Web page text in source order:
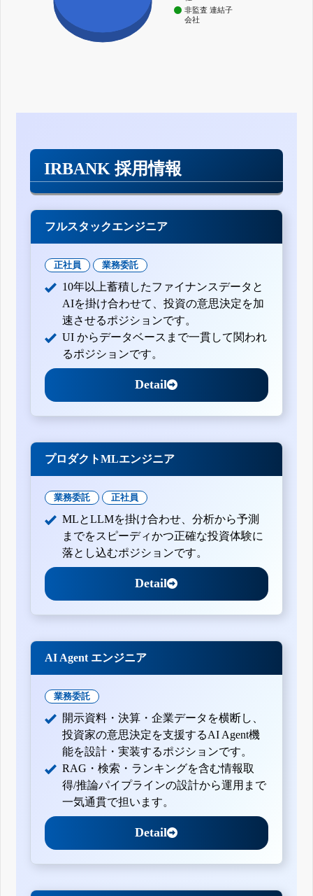
非監査 連結子
会社
IRBANK 採用情報
フルスタックエンジニア
正社員 業務委託
10年以上蓄積したファイナンスデータと
AIを掛け合わせて、投資の意思決定を加
速させるポジションです。
UI からデータベースまで一貫して関われ
るポジションです。
Detail
プロダクトMLエンジニア
業務委託 正社員
MLとLLMを掛け合わせ、分析から予測
までをスピーディかつ正確な投資体験に
落とし込むポジションです。
Detail
AI Agent エンジニア
業務委託
開示資料・決算・企業データを横断し、
投資家の意思決定を支援するAI Agent機
能を設計・実装するポジションです。
RAG・検索・ランキングを含む情報取
得/推論パイプラインの設計から運用まで
一気通貫で担います。
Detail